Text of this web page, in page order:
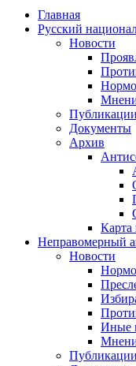
Главная
Русский
Новости
Публикации
Документы
Архив
Карта
Неправомерный
Новости
Иные
Публикации